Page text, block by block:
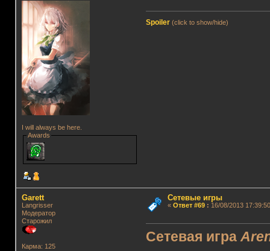
I will always be here.
Awards
Spoiler (click to show/hide)
Garett
Langrisser
Модератор
Старожил
Карма: 125
Сетевые игры
« Ответ #69: 16/08/2013
Сетевая игра